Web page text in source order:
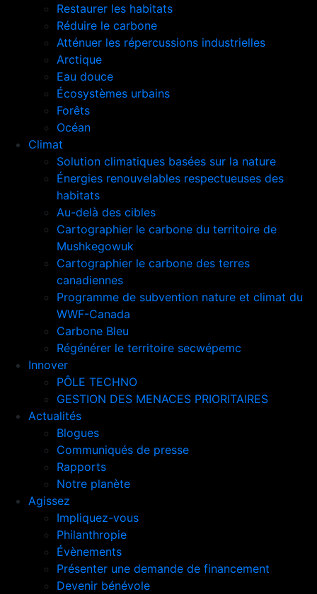
Restaurer les habitats
Réduire le carbone
Atténuer les répercussions industrielles
Arctique
Eau douce
Écosystèmes urbains
Forêts
Océan
Climat
Solution climatiques basées sur la nature
Énergies renouvelables respectueuses des
habitats
Au-delà des cibles
Cartographier le carbone du territoire de
Mushkegowuk
Cartographier le carbone des terres
canadiennes
Programme de subvention nature et climat du
WWF-Canada
Carbone Bleu
Régénérer le territoire secwépemc
Innover
PÔLE TECHNO
GESTION DES MENACES PRIORITAIRES
Actualités
Blogues
Communiqués de presse
Rapports
Notre planète
Agissez
Impliquez-vous
Philanthropie
Évènements
Présenter une demande de financement
Devenir bénévole